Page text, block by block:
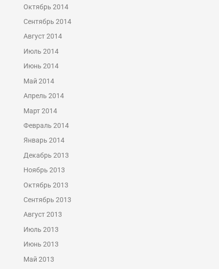
Октябрь 2014
Сентябрь 2014
Август 2014
Июль 2014
Июнь 2014
Май 2014
Апрель 2014
Март 2014
Февраль 2014
Январь 2014
Декабрь 2013
Ноябрь 2013
Октябрь 2013
Сентябрь 2013
Август 2013
Июль 2013
Июнь 2013
Май 2013